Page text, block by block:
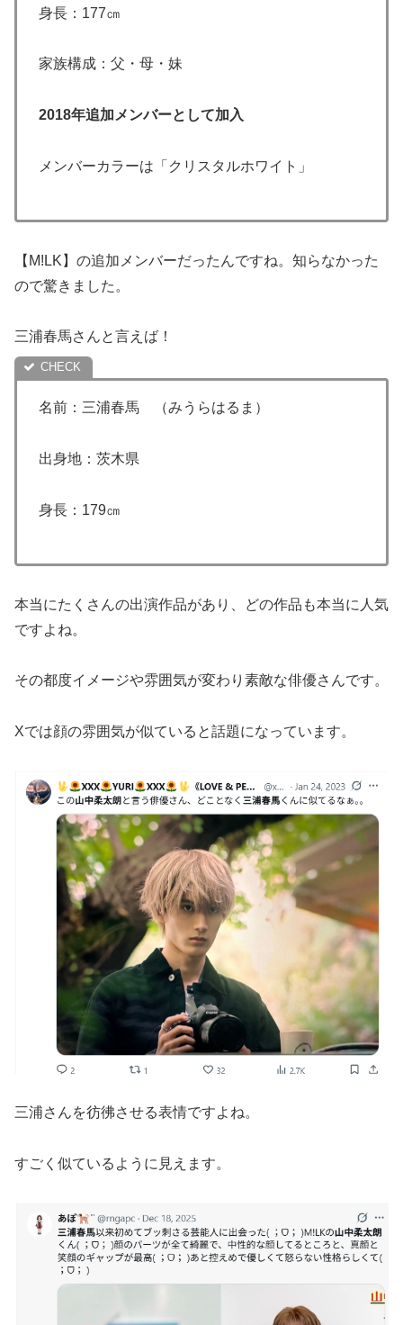
身長：177㎝
家族構成：父・母・妹
2018年追加メンバーとして加入
メンバーカラーは「クリスタルホワイト」
【M!LK】の追加メンバーだったんですね。知らなかった
ので驚きました。
三浦春馬さんと言えば！
名前：三浦春馬 （みうらはるま）
出身地：茨木県
身長：179㎝
本当にたくさんの出演作品があり、どの作品も本当に人気
ですよね。
その都度イメージや雰囲気が変わり素敵な俳優さんです。
Xでは顔の雰囲気が似ていると話題になっています。
三浦さんを彷彿させる表情ですよね。
すごく似ているように見えます。